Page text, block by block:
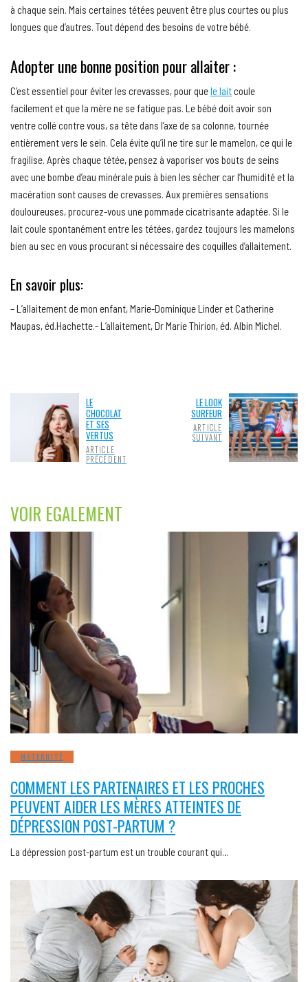
à chaque sein. Mais certaines tétées peuvent être plus courtes ou plus
longues que d’autres. Tout dépend des besoins de votre bébé.
Adopter une bonne position pour allaiter :
C’est essentiel pour éviter les crevasses, pour quele laitcoule
facilement et que la mère ne se fatigue pas. Le bébé doit avoir son
ventre collé contre vous, sa tête dans l’axe de sa colonne, tournée
entièrement vers le sein. Cela évite qu’il ne tire sur le mamelon, ce qui le
fragilise. Après chaque tétée, pensez à vaporiser vos bouts de seins
avec une bombe d’eau minérale puis à bien les sécher car l’humidité et la
macération sont causes de crevasses. Aux premières sensations
douloureuses, procurez-vous une pommade cicatrisante adaptée. Si le
lait coule spontanément entre les tétées, gardez toujours les mamelons
bien au sec en vous procurant si nécessaire des coquilles d’allaitement.
En savoir plus:
– L’allaitement de mon enfant, Marie-Dominique Linder et Catherine
Maupas, éd.Hachette.- L’allaitement, Dr Marie Thirion, éd. Albin Michel.
LE
CHOCOLAT
ET SES
VERTUS
ARTICLE
PRÉCÉDENT
LE LOOK
SURFEUR
ARTICLE
SUIVANT
VOIR EGALEMENT
MATERNITÉ
COMMENT LES PARTENAIRES ET LES PROCHES
PEUVENT AIDER LES MÈRES ATTEINTES DE
DÉPRESSION POST-PARTUM ?
La dépression post-partum est un trouble courant qui…